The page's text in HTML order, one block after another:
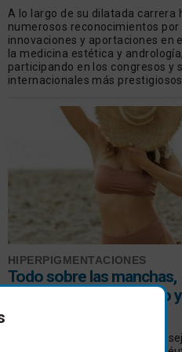
A lo largo de su dilatada carrera
numerosos reconocimientos por
innovaciones y aportaciones en
la medicina estética y andrología,
participando en los congresos y
internacionales más prestigiosos
HIPERPIGMENTACIONES
Todo sobre las manchas,
prevención, diagnóstico y
Revisamos las opiniones y